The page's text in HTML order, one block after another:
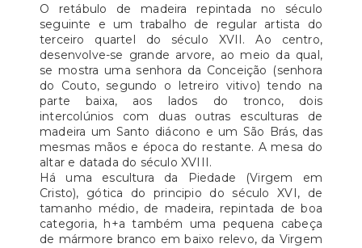
O retábulo de madeira repintada no século
seguinte e um trabalho de regular artista do
terceiro quartel do século XVII. Ao centro,
desenvolve-se grande arvore, ao meio da qual,
se mostra uma senhora da Conceição (senhora
do Couto, segundo o letreiro vitivo) tendo na
parte baixa, aos lados do tronco, dois
intercolúnios com duas outras esculturas de
madeira um Santo diácono e um São Brás, das
mesmas mãos e época do restante. A mesa do
altar e datada do século XVIII.
Há uma escultura da Piedade (Virgem em
Cristo), gótica do principio do século XVI, de
tamanho médio, de madeira, repintada de boa
categoria, h+a também uma pequena cabeça
de mármore branco em baixo relevo, da Virgem